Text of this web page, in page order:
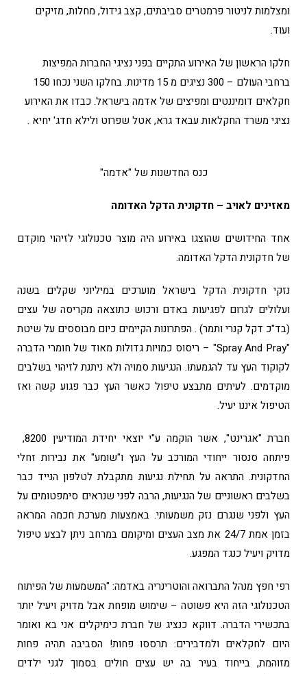
ומצלמות לניטור פרמטרים סביבתים, קצב גידול, מחלות, מזיקים
ועוד.
חלקו הראשון של האירוע התקיים בפני נציגי החברות המפיצות
ברחבי העולם – 300 נציגים מ 15 מדינות. בחלקו השני נכחו 150
חקלאים דומיננטים ומפיצים של אדמה בישראל. כבדו את האירוע
נציגי משרד החקלאות עבאד גרא, אטל שפרוט ולילא חדג' יחיא .
כנס החדשנות של "אדמה"
מאזינים לאויב – חדקונית הדקל האדומה
אחד החידושים שהוצגו באירוע היה מוצר טכנולוגי לזיהוי מוקדם
של חדקונית הדקל האדומה.
נזקי חדקונית הדקל בישראל מוערכים במיליוני שקלים בשנה
ועלולים לגרום לפגיעות באדם ורכוש כתוצאה מקריסה של עצים
(בד"כ דקל קנרי ותמר) . הפתרונות הקיימים כיום מבוססים על שיטת
"spray And Pray" – ריסוס כמויות גדולות מאוד של חומרי הדברה
לקוקוד העץ עד להגמעתו. הנגיעות סמויה ולא ניתנת לזיהוי בשלבים
מוקדמים. לעיתים מתבצע טיפול כאשר העץ כבר פגוע קשה ואז
הטיפול איננו יעיל.
חברת "אגרינט", אשר הוקמה ע"י יוצאי יחידת המודיעין 8200,
פיתחה סנסור ייחודי המורכב על העץ ו"שומע" את נבירות זחלי
החדקונית. התראה על תחילת נגיעות מתקבלת לטלפון הנייד כבר
בשלבים ראשוניים של הנגיעות, הרבה לפני שנראים סימפטומים על
העץ ולפני שנגרם נזק משמעותי. באמצעות מערכת חכמה המראה
בזמן אמת 24/7 את מצב העצים ומיקומם במרחב ניתן לבצע טיפול
מדויק ויעיל כנגד המפגע.
רפי חפץ מנהל התברואה והוטרינריה באדמה: "המשמעות של הפיתוח
הטכנולוגי הזה היא פשוטה – שימוש מופחת אבל מדויק ויעיל יותר
בתכשירי הדברה. דווקא כנציג של חברת כימיקלים אני בא ואומר
היום לחקלאים ולמדבירים: תרססו פחות! הסביבה תהיה פחות
מזוהמת, בייחוד בעיר בה יש עצים חולים בסמוך לגני ילדים